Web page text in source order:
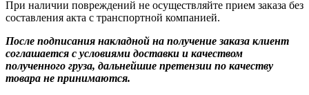
При наличии повреждений не осуществляйте прием заказа без
составления акта с транспортной компанией.
После подписания накладной на получение заказа клиент
соглашается с условиями доставки и качеством
полученного груза, дальнейшие претензии по качеству
товара не принимаются.